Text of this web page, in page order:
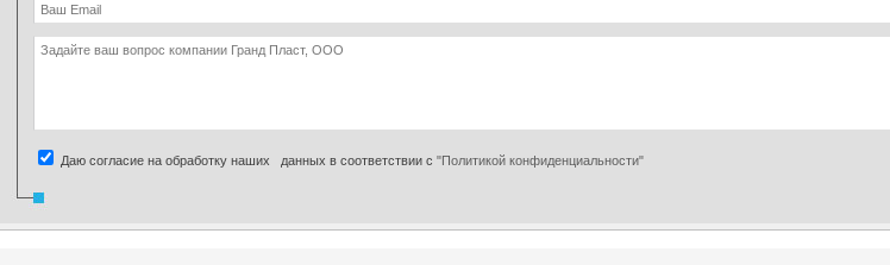
Даю согласие на обработку наших данных в соответствии с "Политикой конфиденциальности"